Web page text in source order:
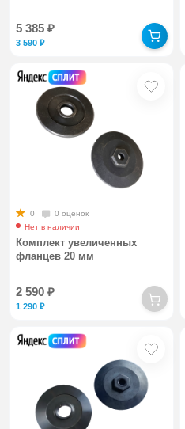
5 385₽
3 590₽
0
0 оценок
Нет в наличии
Комплект увеличенных
фланцев 20 мм
2 590₽
1 290₽